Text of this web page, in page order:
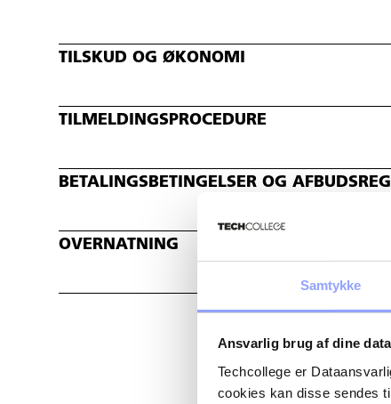
Samtykke
Ansvarlig brug af dine data
Techcollege er
cookies kan disse sendes
TILSKUD OG ØKONOMI
TILMELDINGSPROCEDURE
BETALINGSBETINGELSER OG
OVERNATNING